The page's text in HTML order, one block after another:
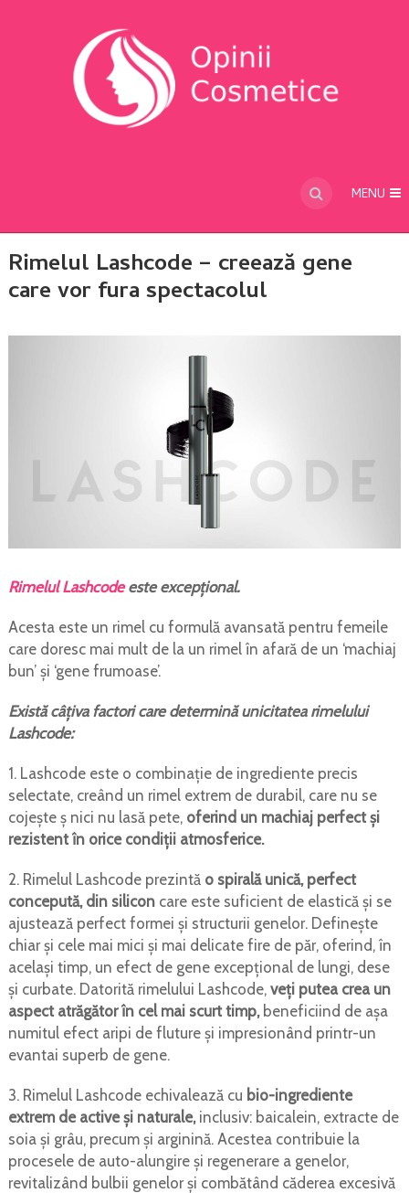
MENU
Rimelul Lashcode – creează gene
care vor fura spectacolul
Rimelul Lashcodeeste excepţional.
Acesta este un rimel cu formulă avansată pentru femeile
care doresc mai mult de la un rimel în afară de un ‘machiaj
bun’ şi ‘gene frumoase’.
Există câţiva factori care determină unicitatea rimelului
Lashcode:
1. Lashcode este o combinaţie de ingrediente precis
selectate, creând un rimel extrem de durabil, care nu se
cojeşte ş nici nu lasă pete, oferind un machiaj perfect şi
rezistent în orice condiţii atmosferice.
2. Rimelul Lashcode prezintă o spirală unică, perfect
concepută, din siliconcare este suficient de elastică şi se
ajustează perfect formei şi structurii genelor. Defineşte
chiar şi cele mai mici şi mai delicate fire de păr, oferind, în
acelaşi timp, un efect de gene excepţional de lungi, dese
şi curbate. Datorită rimelului Lashcode, veţi putea crea un
aspect atrăgător în cel mai scurt timp,beneficiind de aşa
numitul efect aripi de fluture şi impresionând printr-un
evantai superb de gene.
3. Rimelul Lashcode echivalează cu bio-ingrediente
extrem de active şi naturale,inclusiv: baicalein, extracte de
soia şi grâu, precum şi arginină. Acestea contribuie la
procesele de auto-alungire şi regenerare a genelor,
revitalizând bulbii genelor şi combătând căderea excesivă